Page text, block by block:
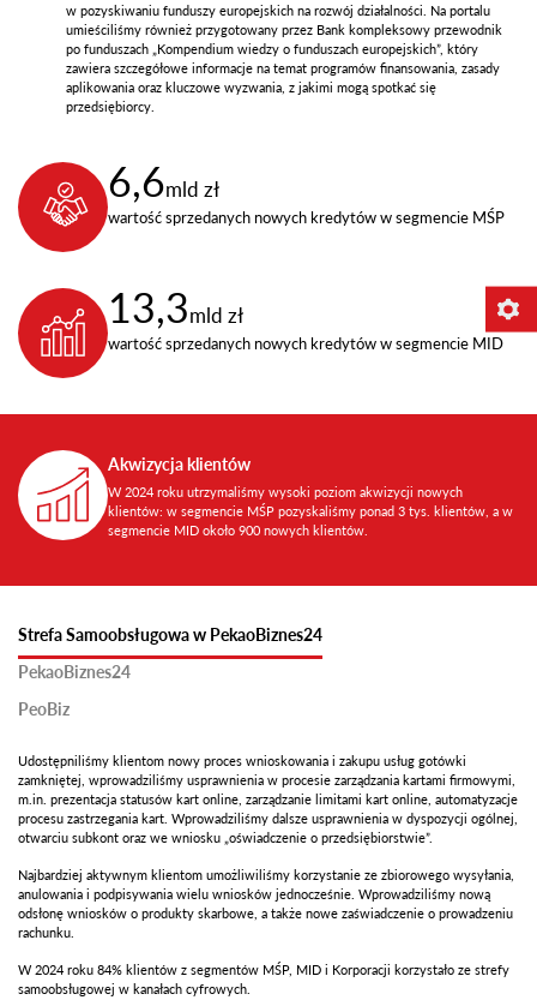
w pozyskiwaniu funduszy europejskich na rozwój działalności. Na portalu
umieściliśmy również przygotowany przez Bank kompleksowy przewodnik
po funduszach „Kompendium wiedzy o funduszach europejskich”, który
zawiera szczegółowe informacje na temat programów finansowania, zasady
aplikowania oraz kluczowe wyzwania, z jakimi mogą spotkać się
przedsiębiorcy.
6,6mld zł
wartość sprzedanych nowych kredytów w segmencie MŚP
13,3mld zł
wartość sprzedanych nowych kredytów w segmencie MID
Akwizycja klientów
W 2024 roku utrzymaliśmy wysoki poziom akwizycji nowych
klientów: w segmencie MŚP pozyskaliśmy ponad 3 tys. klientów, a w
segmencie MID około 900 nowych klientów.
Strefa Samoobsługowa w PekaoBiznes24
PekaoBiznes24
PeoBiz
Udostępniliśmy klientom nowy proces wnioskowania i zakupu usług gotówki
zamkniętej, wprowadziliśmy usprawnienia w procesie zarządzania kartami firmowymi,
m.in. prezentacja statusów kart online, zarządzanie limitami kart online, automatyzacje
procesu zastrzegania kart. Wprowadziliśmy dalsze usprawnienia w dyspozycji ogólnej,
otwarciu subkont oraz we wniosku „oświadczenie o przedsiębiorstwie”.
Najbardziej aktywnym klientom umożliwiliśmy korzystanie ze zbiorowego wysyłania,
anulowania i podpisywania wielu wniosków jednocześnie. Wprowadziliśmy nową
odsłonę wniosków o produkty skarbowe, a także nowe zaświadczenie o prowadzeniu
rachunku.
W 2024 roku 84% klientów z segmentów MŚP, MID i Korporacji korzystało ze strefy
samoobsługowej w kanałach cyfrowych.